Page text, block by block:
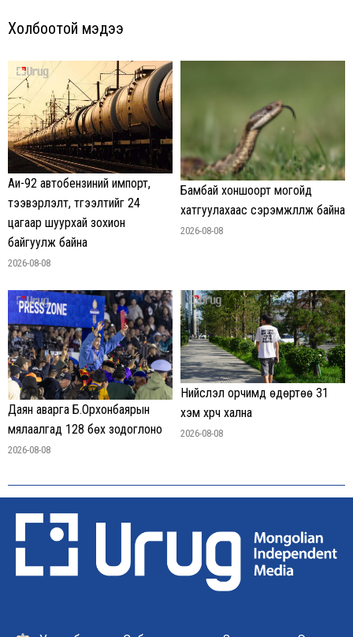
Холбоотой мэдээ
Аи-92 автобензиний импорт,
тээвэрлэлт, түгээлтийг 24
цагаар шуурхай зохион
байгуулж байна
2026-08-08
Бамбай хоншоорт могойд
хатгуулахаас сэрэмжлүүлж байна
2026-08-08
Даян аварга Б.Орхонбаярын
мялаалгад 128 бөх зодоглоно
2026-08-08
Нийслэл орчимд өдөртөө 31
хэм хүрч хална
2026-08-08